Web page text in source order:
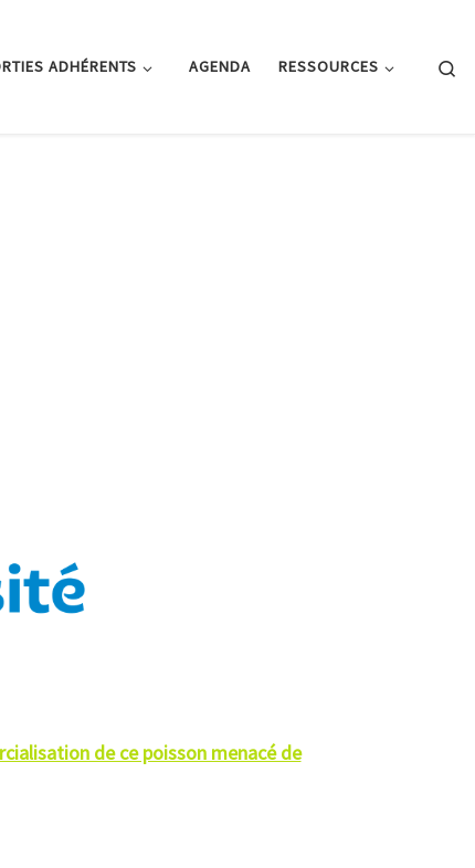
ADHÉRENTS AGENDA RESSOURCES
de ce poisson menacé de